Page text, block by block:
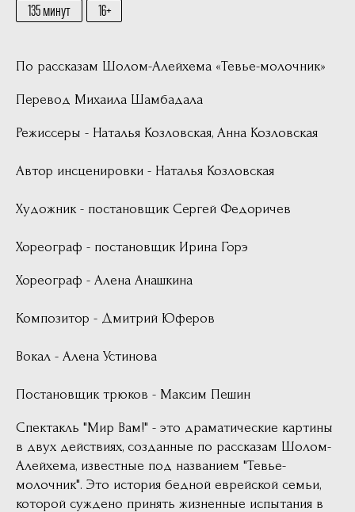
135 минут 16
По рассказам Шолом-Алейхема «Тевье-молочник»
Перевод Михаила Шамбадала
Режиссеры - Наталья Козловская, Анна Козловская
Автор инсценировки - Наталья Козловская
Художник - постановщик Сергей Федоричев
Хореограф - постановщик Ирина Горэ
Хореограф - Алена Анашкина
Композитор - Дмитрий Юферов
Вокал - Алена Устинова
Постановщик трюков - Максим Пешин
Спектакль "Мир Вам!" - это драматические картины
в двух действиях, созданные по рассказам Шолом-
Алейхема, известные под названием "Тевье-
молочник". Это история бедной еврейской семьи,
которой суждено принять жизненные испытания в